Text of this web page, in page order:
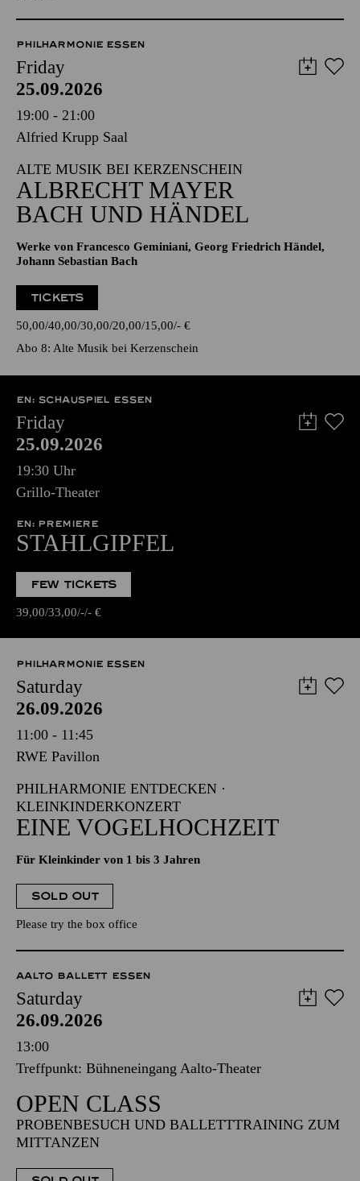
PHILHARMONIE ESSEN
Friday
25.09.2026
19:00 - 21:00
Alfried Krupp Saal
ALTE MUSIK BEI KERZENSCHEIN
ALBRECHT MAYER
BACH UND HÄNDEL
Werke von Francesco Geminiani, Georg Friedrich Händel,
Johann Sebastian Bach
TICKETS
50,00 40,00 30,00 20,00 15,00 - €
Abo 8: Alte Musik bei Kerzenschein
EN: SCHAUSPIEL ESSEN
Friday
25.09.2026
19:30 Uhr
Grillo-Theater
EN: PREMIERE
STAHLGIPFEL
FEW TICKETS
39,00 33,00 - - €
PHILHARMONIE ESSEN
Saturday
26.09.2026
11:00 - 11:45
RWE Pavillon
PHILHARMONIE ENTDECKEN ·
KLEINKINDERKONZERT
EINE VOGELHOCHZEIT
Für Kleinkinder von 1 bis 3 Jahren
SOLD OUT
Please try the box office
AALTO BALLETT ESSEN
Saturday
26.09.2026
13:00
Treffpunkt: Bühneneingang Aalto-Theater
OPEN CLASS
PROBENBESUCH UND BALLETTTRAINING ZUM
MITTANZEN